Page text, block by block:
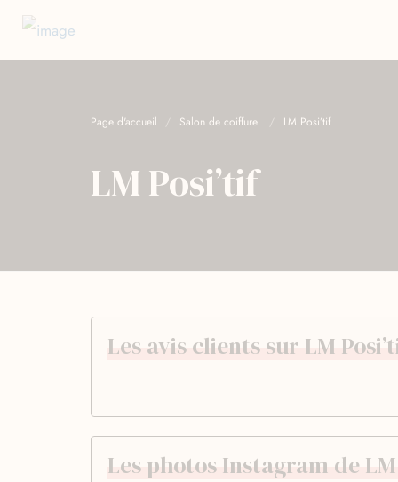
Page d'accueil Salon de coiffure LM Posi’tif
LM Posi’tif
Les avis clients sur LM
Les photos Instagram de